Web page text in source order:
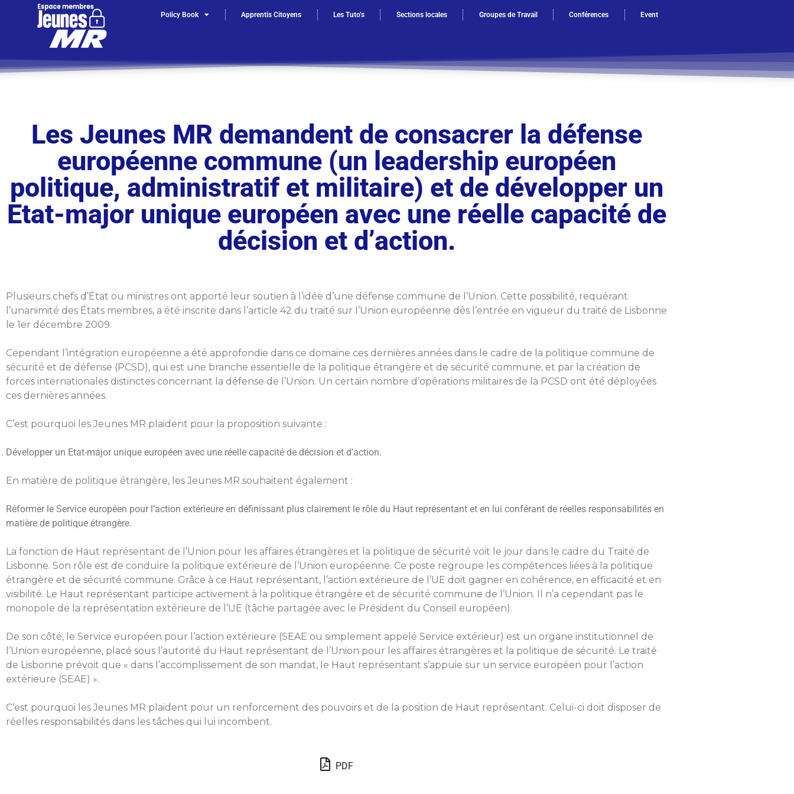
Policy Book Apprentis Citoyens Les Tuto’s Sections locales Groupes de Travail Conférences Event
Les Jeunes MR demandent de consacrer la défense
européenne commune (un leadership européen
politique, administratif et militaire) et de développer un
Etat-major unique européen avec une réelle capacité de
décision et d’action.
Plusieurs chefs d’État ou ministres ont apporté leur soutien à l’idée d’une défense commune de l’Union. Cette possibilité, requérant
l’unanimité des États membres, a été inscrite dans l’article 42 du traité sur l’Union européenne dès l’entrée en vigueur du traité de Lisbonne
le 1er décembre 2009.
Cependant l’intégration européenne a été approfondie dans ce domaine ces dernières années dans le cadre de la politique commune de
sécurité et de défense (PCSD), qui est une branche essentielle de la politique étrangère et de sécurité commune, et par la création de
forces internationales distinctes concernant la défense de l’Union. Un certain nombre d’opérations militaires de la PCSD ont été déployées
ces dernières années.
C’est pourquoi les Jeunes MR plaident pour la proposition suivante :
Développer un Etat-major unique européen avec une réelle capacité de décision et d’action.
En matière de politique étrangère, les Jeunes MR souhaitent également :
Réformer le Service européen pour l’action extérieure en définissant plus clairement le rôle du Haut représentant et en lui conférant de réelles responsabilités en
matière de politique étrangère.
La fonction de Haut représentant de l’Union pour les affaires étrangères et la politique de sécurité voit le jour dans le cadre du Traité de
Lisbonne. Son rôle est de conduire la politique extérieure de l’Union européenne. Ce poste regroupe les compétences liées à la politique
étrangère et de sécurité commune. Grâce à ce Haut représentant, l’action extérieure de l’UE doit gagner en cohérence, en efficacité et en
visibilité. Le Haut représentant participe activement à la politique étrangère et de sécurité commune de l’Union. Il n’a cependant pas le
monopole de la représentation extérieure de l’UE (tâche partagée avec le Président du Conseil européen).
De son côté, le Service européen pour l’action extérieure (SEAE ou simplement appelé Service extérieur) est un organe institutionnel de
l’Union européenne, placé sous l’autorité du Haut représentant de l’Union pour les affaires étrangères et la politique de sécurité. Le traité
de Lisbonne prévoit que « dans l’accomplissement de son mandat, le Haut représentant s’appuie sur un service européen pour l’action
extérieure (SEAE) ».
C’est pourquoi les Jeunes MR plaident pour un renforcement des pouvoirs et de la position de Haut représentant. Celui-ci doit disposer de
réelles responsabilités dans les tâches qui lui incombent.
PDF